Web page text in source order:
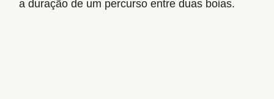
a duração de um percurso entre duas boias.